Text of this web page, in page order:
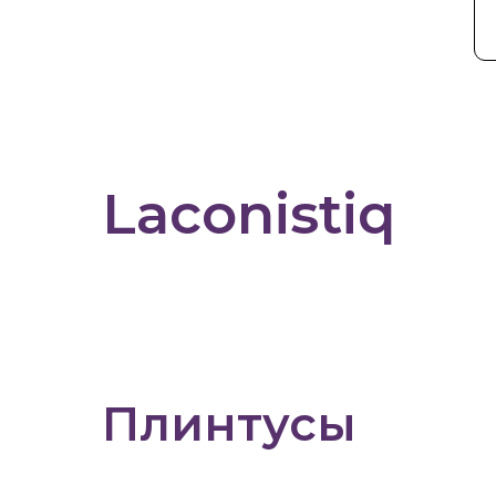
Laconistiq
Плинтусы